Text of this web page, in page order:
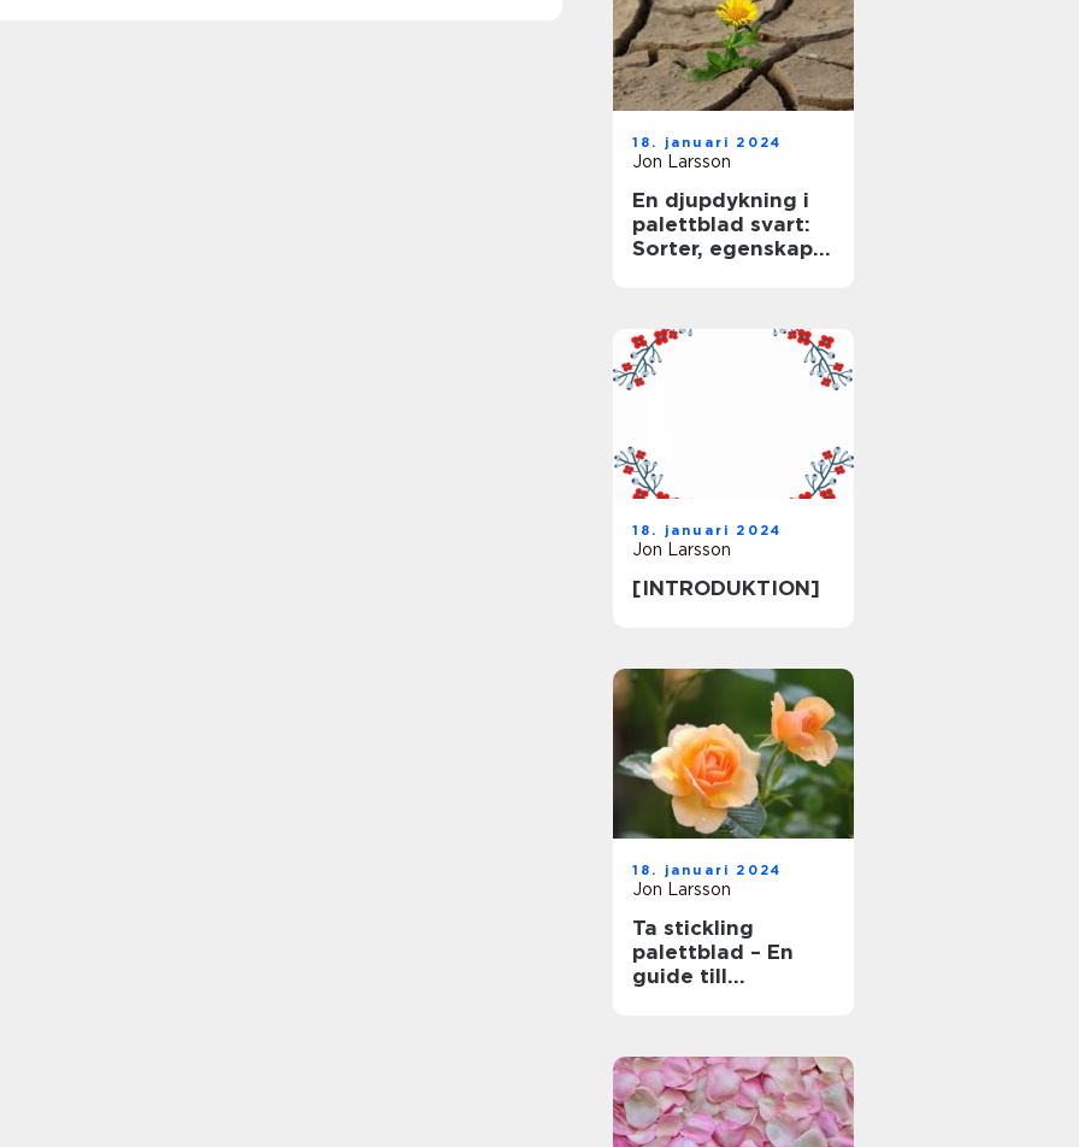
18. januari 2024
Jon Larsson
En djupdykning i
palettblad svart:
Sorter, egenskaper
18. januari 2024
Jon Larsson
[INTRODUKTION]
18. januari 2024
Jon Larsson
Ta stickling
palettblad – En
guide till